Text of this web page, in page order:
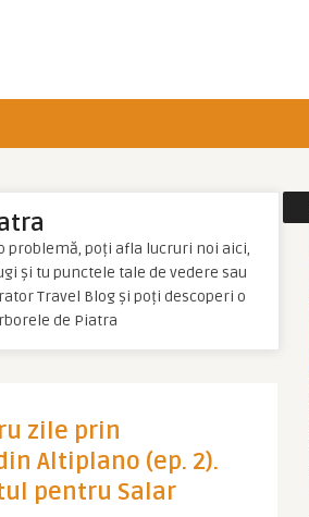
problemă, poți afla lucruri noi aici,
și tu punctele tale de vedere sau
Travel Blog și poți descoperi o
de Piatra
zile prin
Altiplano (ep. 2).
pentru Salar